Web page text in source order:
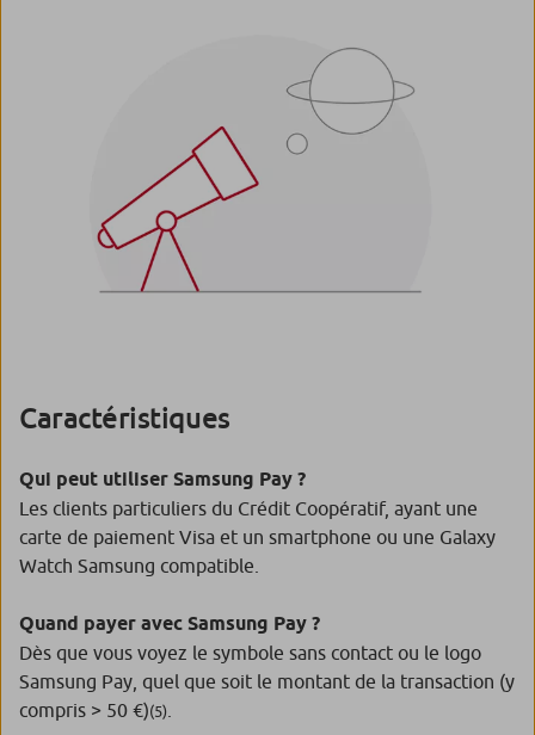
Caractéristiques
Qui peut utiliser Samsung Pay ?
Les clients particuliers du Crédit Coopératif, ayant une
carte de paiement Visa et un smartphone ou une Galaxy
Watch Samsung compatible.
Quand payer avec Samsung Pay ?
Dès que vous voyez le symbole sans contact ou le logo
Samsung Pay, quel que soit le montant de la transaction (y
compris > 50 €)(5)